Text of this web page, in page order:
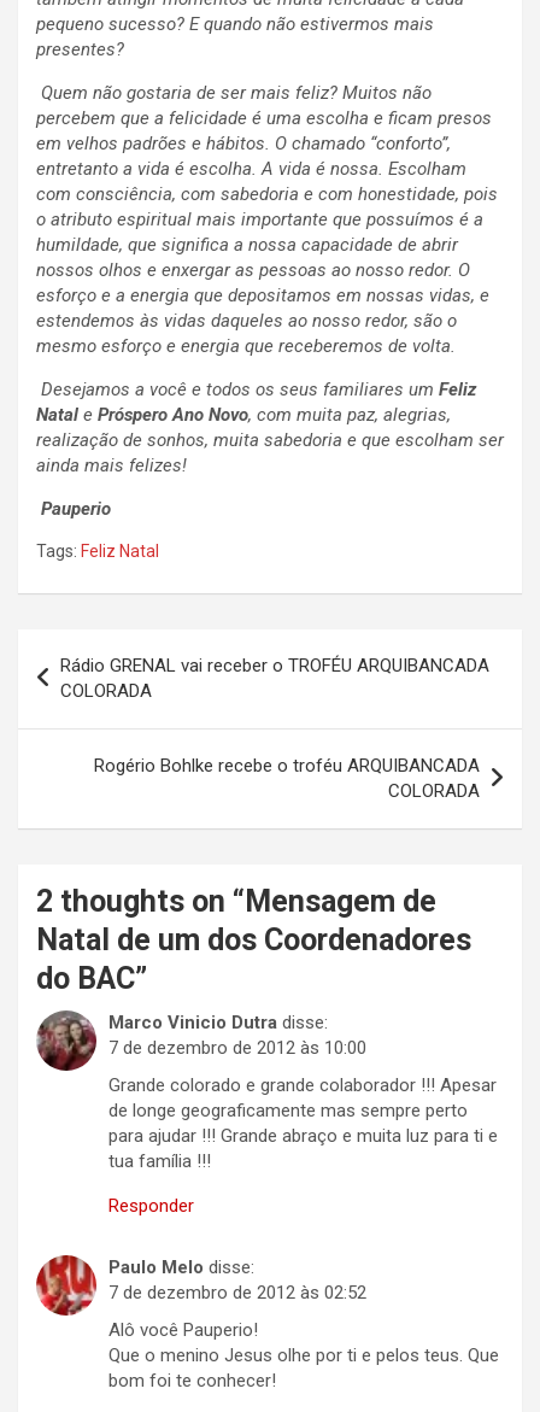
pequeno sucesso? E quando não estivermos mais
presentes?
Quem não gostaria de ser mais feliz? Muitos não
percebem que a felicidade é uma escolha e ficam presos
em velhos padrões e hábitos. O chamado “conforto”,
entretanto a vida é escolha. A vida é nossa. Escolham
com consciência, com sabedoria e com honestidade, pois
o atributo espiritual mais importante que possuímos é a
humildade, que significa a nossa capacidade de abrir
nossos olhos e enxergar as pessoas ao nosso redor. O
esforço e a energia que depositamos em nossas vidas, e
estendemos às vidas daqueles ao nosso redor, são o
mesmo esforço e energia que receberemos de volta.
Desejamos a você e todos os seus familiares um Feliz
Natal e Próspero Ano Novo, com muita paz, alegrias,
realização de sonhos, muita sabedoria e que escolham ser
ainda mais felizes!
Pauperio
Tags: Feliz Natal
de
Post
Rádio GRENAL vai receber o TROFÉU ARQUIBANCADA
COLORADA
Rogério Bohlke recebe o troféu ARQUIBANCADA
COLORADA
2 thoughts on “ Mensagem de
Natal de um dos Coordenadores
do BAC”
Marco Vinicio Dutra disse:
7 de dezembro de 2012 às 10:00
Grande colorado e grande colaborador !!! Apesar
de longe geograficamente mas sempre perto
para ajudar !!! Grande abraço e muita luz para ti e
tua família !!!
Responder
Paulo Melo disse:
7 de dezembro de 2012 às 02:52
Alô você Pauperio!
Que o menino Jesus olhe por ti e pelos teus. Que
bom foi te conhecer!